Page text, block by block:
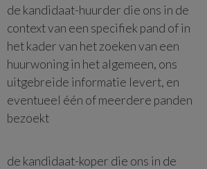
de kandidaat-huurder die ons in de
context van een specifiek pand of in
het kader van het zoeken van een
huurwoning in het algemeen, ons
uitgebreide informatie levert, en
eventueel één of meerdere panden
bezoekt
de kandidaat-koper die ons in de